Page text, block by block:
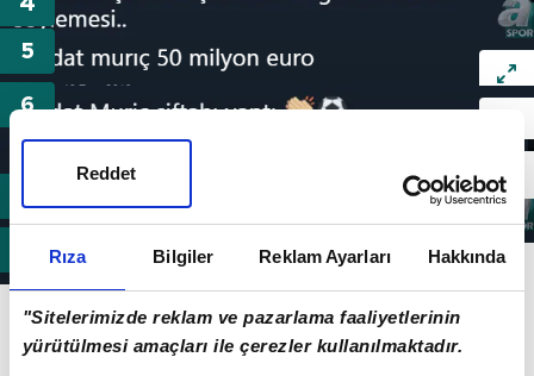
Rıza Bilgiler Reklam Ayarları Hakkında
"Sitelerimizde reklam ve pazarlama faaliyetlerinin
yürütülmesi amaçları ile çerezler kullanılmaktadır.
Reddet